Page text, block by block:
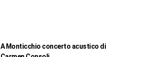
A Monticchio concerto acustico di